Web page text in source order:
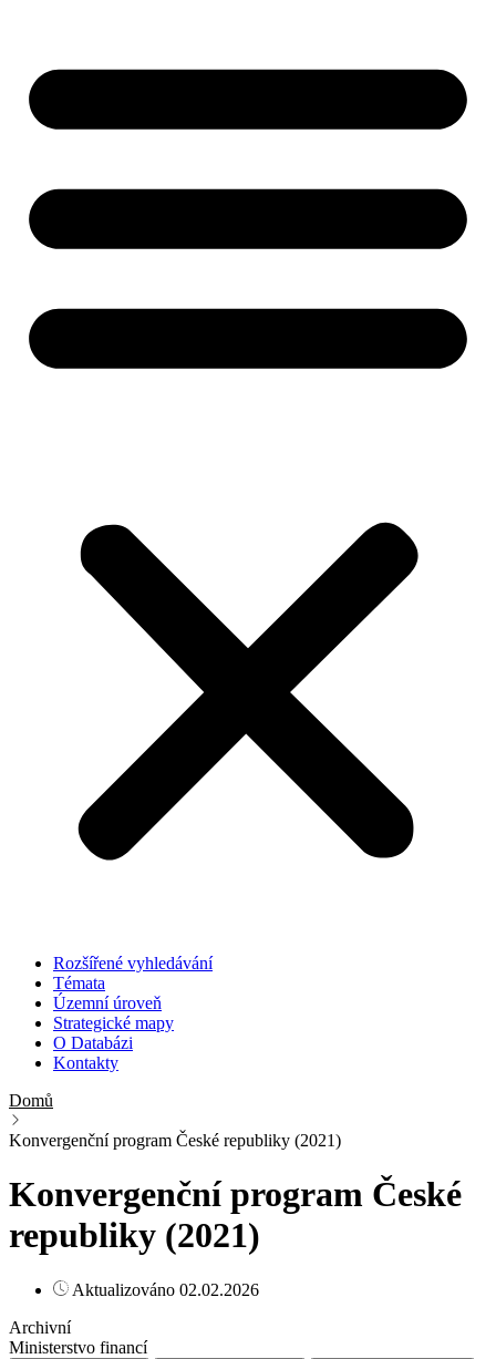
Rozšířené vyhledávání
Témata
Územní úroveň
Strategické mapy
O Databázi
Kontakty
Domů
Konvergenční program České republiky (2021)
Konvergenční program České
republiky (2021)
Aktualizováno 02.02.2026
Archivní
Ministerstvo financí